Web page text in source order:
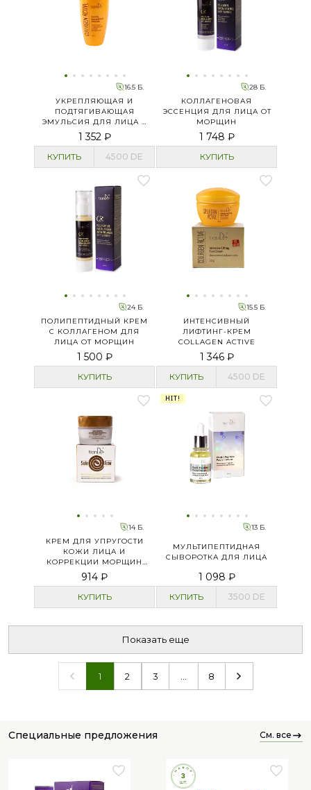
16.5 Б.
УКРЕПЛЯЮЩАЯ И
ПОДТЯГИВАЮЩАЯ
ЭМУЛЬСИЯ ДЛЯ ЛИЦА И
ШЕИ COLLAGEN ACTIVE
1 352 ₽
КУПИТЬ 4500 DE
28 Б.
КОЛЛАГЕНОВАЯ
ЭССЕНЦИЯ ДЛЯ ЛИЦА ОТ
МОРЩИН
1 748 ₽
КУПИТЬ
24 Б.
ПОЛИПЕПТИДНЫЙ КРЕМ
С КОЛЛАГЕНОМ ДЛЯ
ЛИЦА ОТ МОРЩИН
1 500 ₽
КУПИТЬ
15.5 Б.
ИНТЕНСИВНЫЙ
ЛИФТИНГ-КРЕМ
COLLAGEN ACTIVE
1 346 ₽
КУПИТЬ 4500 DE
14 Б.
КРЕМ ДЛЯ УПРУГОСТИ
КОЖИ ЛИЦА И
КОРРЕКЦИИ МОРЩИН
SNAKE FACTOR
914 ₽
КУПИТЬ
HIT!
13 Б.
МУЛЬТИПЕПТИДНАЯ
СЫВОРОТКА ДЛЯ ЛИЦА
1 098 ₽
КУПИТЬ 3500 DE
Показать еще
1 2 3 8
специальные предложения см. все